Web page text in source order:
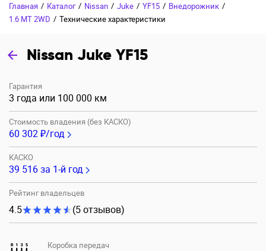
Главная / Каталог / Nissan / Juke / YF15 / Внедорожник /
1.6 MT 2WD / Технические характеристики
Nissan Juke YF15
Гарантия
3 года или 100 000 км
Стоимость владения (без КАСКО)
60 302 ₽/год
КАСКО
39 516за 1-й год
Рейтинг владельцев
4.5 (5 отзывов)
Коробка передач